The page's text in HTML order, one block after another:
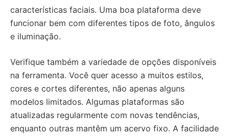
características faciais. Uma boa plataforma deve
funcionar bem com diferentes tipos de foto, ângulos
e iluminação.
Verifique também a variedade de opções disponíveis
na ferramenta. Você quer acesso a muitos estilos,
cores e cortes diferentes, não apenas alguns
modelos limitados. Algumas plataformas são
atualizadas regularmente com novas tendências,
enquanto outras mantêm um acervo fixo. A facilidade